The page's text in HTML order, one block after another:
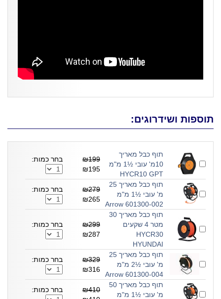
תוספות ושידרוגים:
תוף כבל מאריך
10מ' עובי ½1 מ"מ
HYCR10 GPT
₪199
בחר כמות:
תוף כבל מאריך 25
מ' עובי ½1 מ"מ
601300-002 Arrow
₪279
בחר כמות:
תוף כבל מאריך 30
מטר 4 שקעים
HYCR30
HYUNDAI
₪299
בחר כמות:
תוף כבל מאריך 25
מ' עובי ½2 מ"מ
601300-004 Arrow
₪329
בחר כמות:
תוף כבל מאריך 50
מ' עובי ½1 מ"מ
₪410
בחר כמות: